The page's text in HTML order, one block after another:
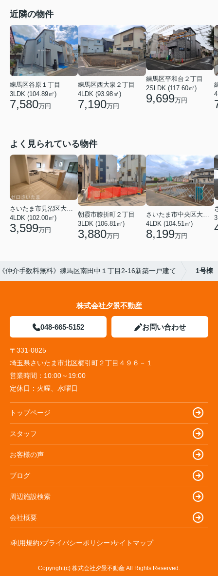
近隣の物件
練馬区谷原１丁目
3LDK (104.89㎡)
7,580万円
練馬区西大泉２丁目
4LDK (93.98㎡)
7,190万円
練馬区平和台２丁目
2SLDK (117.60㎡)
9,699万円
よく見られている物件
さいたま市見沼区大字蓮沼
4LDK (102.00㎡)
3,599万円
朝霞市膝折町２丁目
3LDK (106.81㎡)
3,880万円
さいたま市中央区大戸３丁目
4LDK (104.51㎡)
8,199万円
仲介手数料無料》練馬区南田中１丁目2-16新築一戸建て 1号棟
株式会社夕景不動産
048-665-5152 お問い合わせ
〒331-0825
埼玉県さいたま市北区櫛引町２丁目４９６－１
営業時間： 10:00～19:00
定休日： 火曜、水曜日
トップページ
スタッフ
お客様の声
ブログ
周辺施設検索
会社概要
利用規約 プライバシーポリシー サイトマップ
Copyright(c) 株式会社夕景不動産 All Rights Reserved.